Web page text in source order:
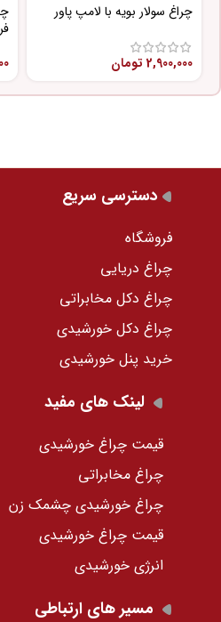
چراغ سولار بویه با لامپ پاور
2,900,000 تومان
دسترسی سریع
فروشگاه
چراغ دریایی
چراغ دکل مخابراتی
چراغ دکل خورشیدی
خرید پنل خورشیدی
لینک های مفید
قیمت چراغ خورشیدی
چراغ مخابراتی
چراغ خورشیدی چشمک زن
قیمت چراغ خورشیدی
انرژی خورشیدی
مسیر های ارتباطی